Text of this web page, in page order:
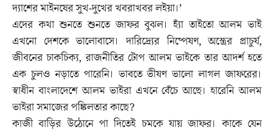
দ্যাশের মাইনষের সুখ-দুখের খবরাখবর লইয়া।’
এদের কথা শুনতে শুনতে জাফর বুঝল। হ্যাঁ তাইতো আলম ভাই
এখনো দেশকে ভালোবাসে। দারিদ্র্যের নিষ্পেষণ, অস্ত্রের প্রাচুর্য,
জীবনের চাকচিক্য, রাজনীতির টোপ আলম ভাইকে তার আদর্শ হতে
এক চুলও নড়াতে পারেনি। ভাবতে ভীষণ ভালো লাগল জাফরের।
স্বাধীন বাংলাদেশে আলম ভাইরা এখনে বেঁচে আছে। হারেনি আলম
ভাইরা সমাজের পঙ্কিলতার কাছে?
কাজী বাড়ির উঠোনে পা দিতেই চমকে যায় জাফর। কাকে যেন